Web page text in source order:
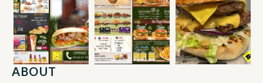
ABOUT